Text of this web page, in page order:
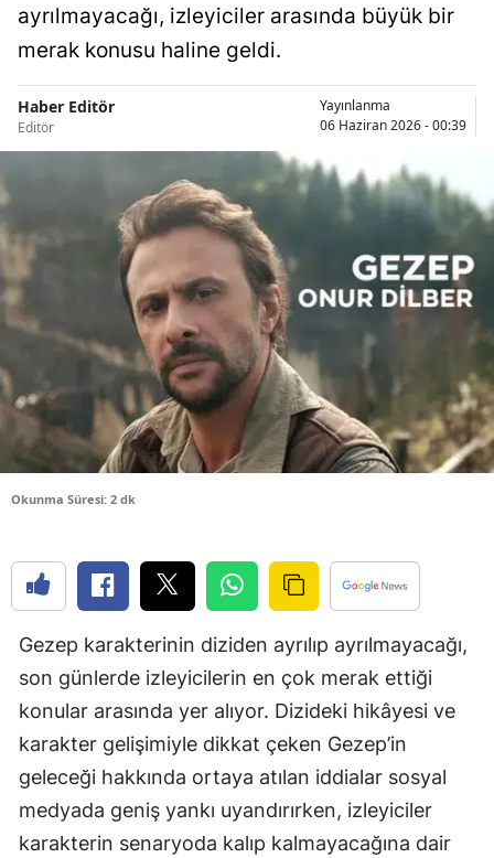
Aydın
Bilecik
Bingöl
Bitlis
Bolu
Burdur
Çanakkale
Çankırı
Çorum
Diyarbakır
Edirne
Elazığ
Erzincan
Erzurum
Eskişehir
Gaziantep
ayrılmayacağı, izleyiciler arasında büyük bir
merak konusu haline geldi.
Haber Editör
Editör
Yayınlanma
06 Haziran 2026 - 00:39
Okunma Süresi: 2 dk
Gezep karakterinin diziden ayrılıp ayrılmayacağı,
son günlerde izleyicilerin en çok merak ettiği
konular arasında yer alıyor. Dizideki hikâyesi ve
karakter gelişimiyle dikkat çeken Gezep’in
geleceği hakkında ortaya atılan iddialar sosyal
medyada geniş yankı uyandırırken, izleyiciler
karakterin senaryoda kalıp kalmayacağına dair